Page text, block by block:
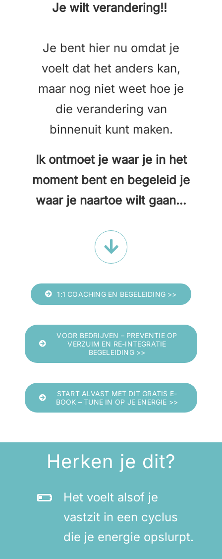
Je wilt verandering!!
Je bent hier nu omdat je
voelt dat het anders kan,
maar nog niet weet hoe je
die verandering van
binnenuit kunt maken.
Ik ontmoet je waar je in het
moment bent en begeleid je
waar je naartoe wilt gaan…
1:1 COACHING EN BEGELEIDING >>
VOOR BEDRIJVEN – PREVENTIE OP
VERZUIM EN RE-INTEGRATIE
BEGELEIDING >>
START ALVAST MET DIT GRATIS E-
BOOK – TUNE IN OP JE ENERGIE >>
Herken je dit?
Het voelt alsof je
vastzit in een cyclus
die je energie opslurpt.